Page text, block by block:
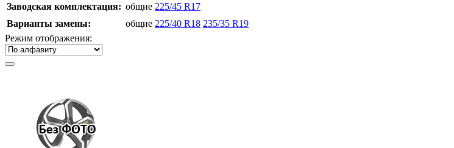
Заводская комплектация: общие 225/45 R17
Варианты замены:
общие 225/40 R18 235/35 R19
Режим отображения: